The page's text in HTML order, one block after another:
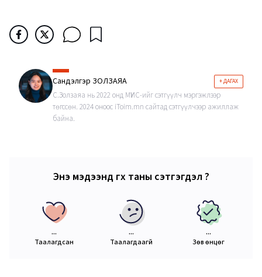
Сандэлгэр ЗОЛЗАЯА + ДАГАХ
С.Золзаяа нь 2022 онд МҮИС-ийг сэтгүүлч мэргэжлээр
төгссөн. 2024 оноос iToim.mn сайтад сэтгүүлчээр ажиллаж
байна.
Энэ мэдээнд өгөх таны сэтгэгдэл ?
...
Таалагдсан
...
Таалагдаагүй
...
Зөв өнцөг